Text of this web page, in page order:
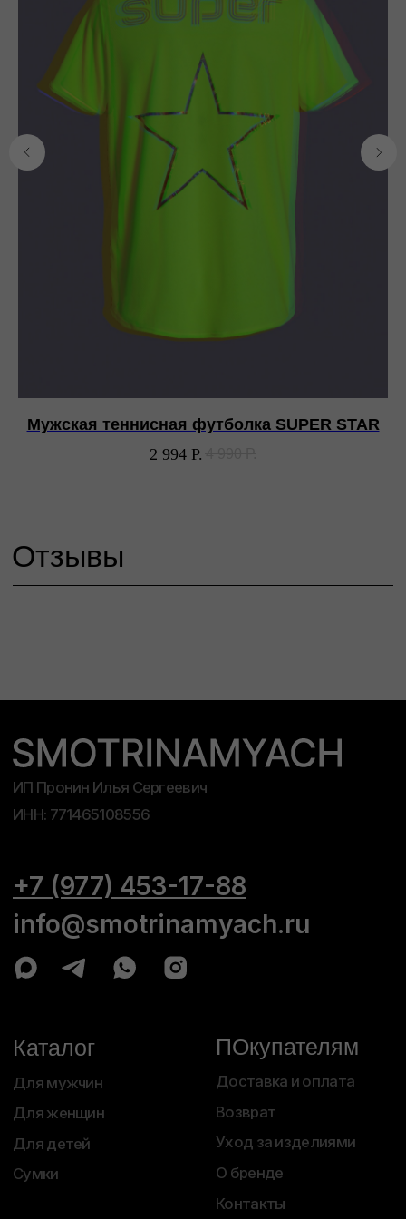
Мужская теннисная футболка SUPER STAR
2 994 Р.
info@smotrinamyach.ru
+7 (977) 453-17-88
Согласие на обработку персональных
Политика конфиденциальности
Возврат
Доставка и оплата
ПОкупателям
Каталог
Компания MetaPlatforms Inc., владеющая данными сетей
Facebook и Instagram, по решению суда от 21.03.2022 признана
экстремистской организацией, её деятельность на территории